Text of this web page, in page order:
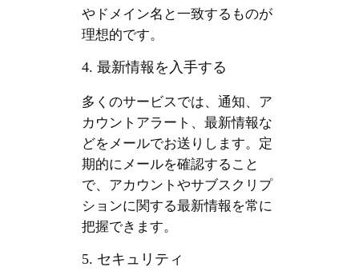
やドメイン名と一致するものが
理想的です。
4. 最新情報を入手する
多くのサービスでは、通知、ア
カウントアラート、最新情報な
どをメールでお送りします。定
期的にメールを確認すること
で、アカウントやサブスクリプ
ションに関する最新情報を常に
把握できます。
5. セキュリティ